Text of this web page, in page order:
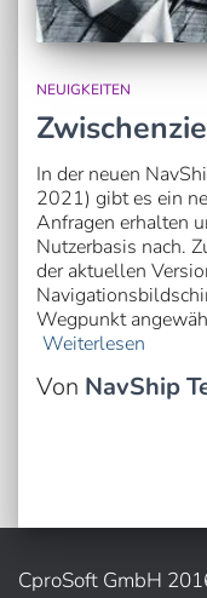
NEUIGKEITEN
In der neuen
2021) gibt es ein
Anfragen erhalten
Nutzerbasis nach.
der aktuellen
Wegpunkt
Weiterlesen
Von NavShip
CproSoft GmbH